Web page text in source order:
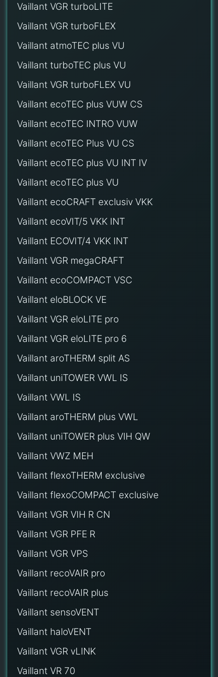
Vaillant VGR turboLITE
Vaillant VGR turboFLEX
Vaillant atmoTEC plus VU
Vaillant turboTEC plus VU
Vaillant VGR turboFLEX VU
Vaillant ecoTEC plus VUW CS
Vaillant ecoTEC INTRO VUW
Vaillant ecoTEC Plus VU CS
Vaillant ecoTEC plus VU INT IV
Vaillant ecoTEC plus VU
Vaillant ecoCRAFT exclusiv VKK
Vaillant ecoVIT/5 VKK INT
Vaillant ECOVIT/4 VKK INT
Vaillant VGR megaCRAFT
Vaillant ecoCOMPACT VSC
Vaillant eloBLOCK VE
Vaillant VGR eloLITE pro
Vaillant VGR eloLITE pro 6
Vaillant aroTHERM split AS
Vaillant uniTOWER VWL IS
Vaillant VWL IS
Vaillant aroTHERM plus VWL
Vaillant uniTOWER plus VIH QW
Vaillant VWZ MEH
Vaillant flexoTHERM exclusive
Vaillant flexoCOMPACT exclusive
Vaillant VGR VIH R CN
Vaillant VGR PFE R
Vaillant VGR VPS
Vaillant recoVAIR pro
Vaillant recoVAIR plus
Vaillant sensoVENT
Vaillant haloVENT
Vaillant VGR vLINK
Vaillant VR 70